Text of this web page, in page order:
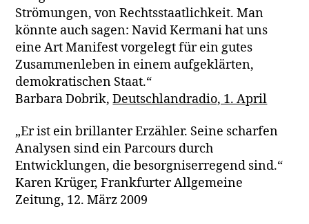
Strömungen, von Rechtsstaatlichkeit. Man
könnte auch sagen: Navid Kermani hat uns
eine Art Manifest vorgelegt für ein gutes
Zusammenleben in einem aufgeklärten,
demokratischen Staat.“
Barbara Dobrik,Deutschlandradio, 1. April
„Er ist ein brillanter Erzähler. Seine scharfen
Analysen sind ein Parcours durch
Entwicklungen, die besorgniserregend sind.“
Karen Krüger, Frankfurter Allgemeine
Zeitung, 12. März 2009